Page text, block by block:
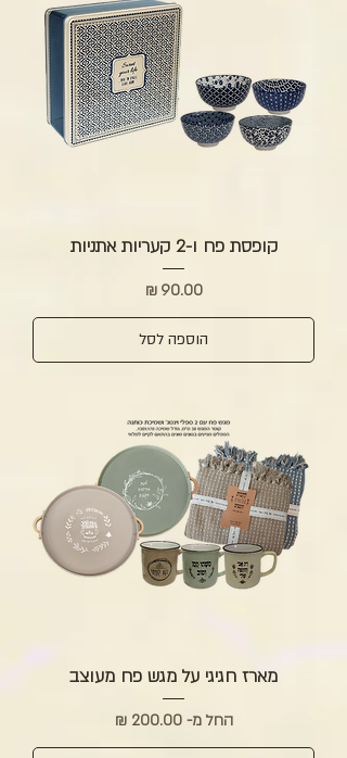
קופסת פח ו-2 קעריות אתניות
מחיר‏90.00 ‏₪
הוספה לסל
מארז חגיגי על מגש פח מעוצב
החל מ-
‏200.00 ‏₪
מחיר מבצע